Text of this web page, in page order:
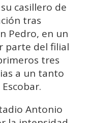
casillero de
tras
Pedro, en un
parte del filial
tres
a un tanto
Antonio